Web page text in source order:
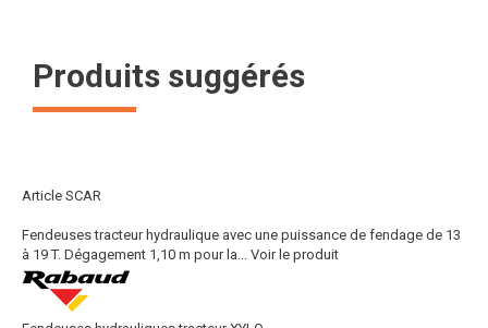
Produits suggérés
Article SCAR
Fendeuses tracteur hydraulique avec une puissance de fendage de 13
à 19 T. Dégagement 1,10 m pour la...
Voir le produit